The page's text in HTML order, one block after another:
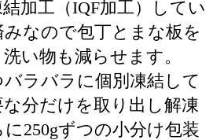
加工（IQF加工）してい
なので包丁とまな板を
い物も減らせます。
ラバラに個別凍結して
分だけを取り出し解凍
250gずつの小分け包装